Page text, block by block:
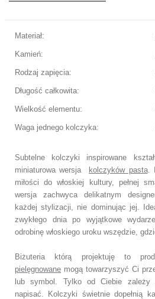
Materiał:
Kamień:
Rodzaj zapięcia:
Długość całkowita:
Wielkość elementu:
Waga jednego kolczyka:
Subtelne kolczyki inspirowane
miniaturowa wersja
kolczyków pasta.
miłości do włoskiej kultury, pełnej
wersja zachwyca delikatnym
każdej stylizacji, nie dominując jej.
zwykłego dnia po wyjątkowe
odrobinę włoskiego uroku wszędzie,
Biżuteria którą projektuję to
pielęgnowane mogą towarzyszyć Ci
lub symbol. Tylko od Ciebie
napisać. Kolczyki świetnie dopełnią